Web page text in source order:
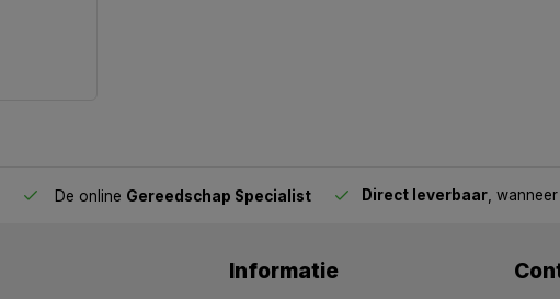
De online Gereedschap Specialist Direct leverbaar ,
Informatie